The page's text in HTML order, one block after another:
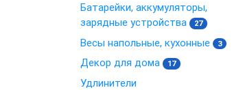
Батарейки, аккумуляторы,
зарядные устройства
27
Весы напольные, кухонные 3
Декор для дома 17
Удлинители